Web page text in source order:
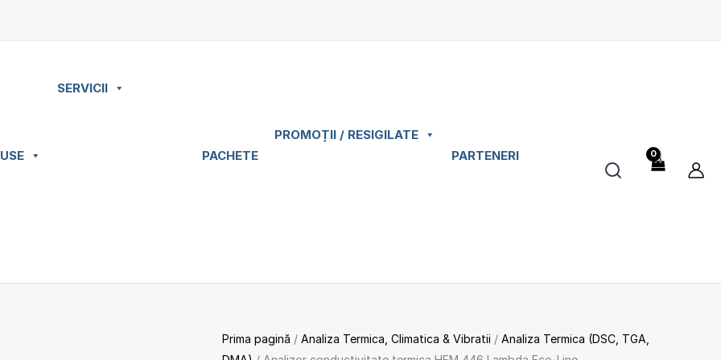
SERVICII
PACHETE
PROMOȚII / RESIGILATE
PARTENERI
Prima pagină /Analiza Termica, Climatica & Vibratii /Analiza Termica (DSC, TGA,